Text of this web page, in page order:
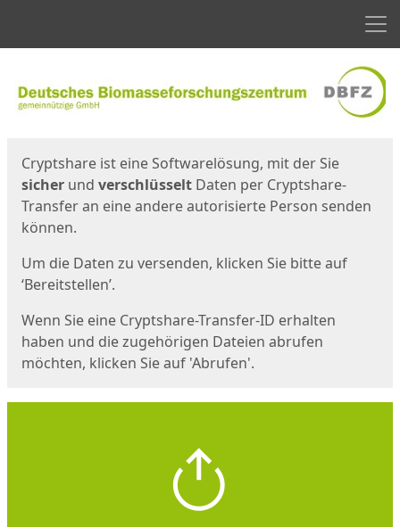
Cryptshare ist eine Softwarelösung, mit der Sie
sicher und verschlüsselt Daten per Cryptshare-
Transfer an eine andere autorisierte Person senden
können.
Um die Daten zu versenden, klicken Sie bitte auf
‘Bereitstellen’.
Wenn Sie eine Cryptshare-Transfer-ID erhalten
haben und die zugehörigen Dateien abrufen
möchten, klicken Sie auf 'Abrufen'.